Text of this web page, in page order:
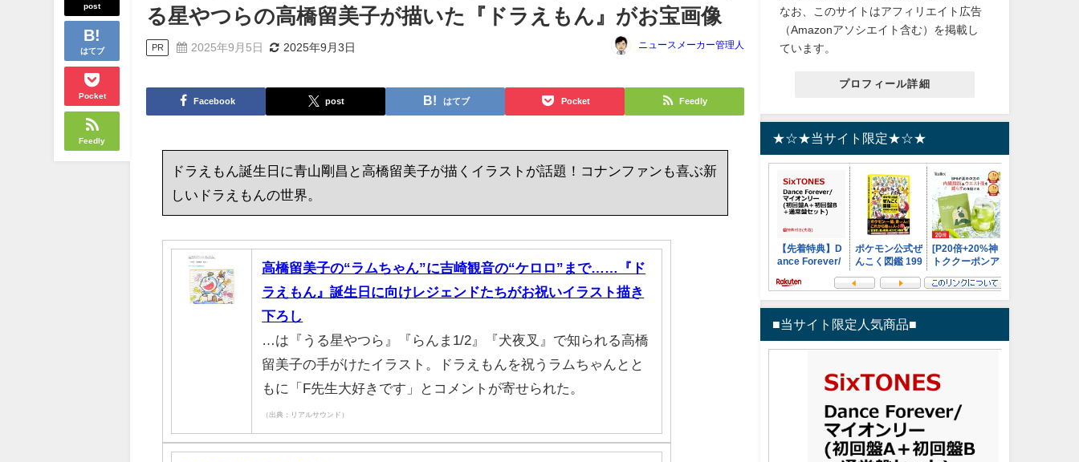
post
はてブ
Pocket
Feedly
る星やつらの高橋留美子が描いた『ドラえもん』がお宝画像
PR 2025年9月5日 2025年9月3日 ニュースメーカー管理人
Facebook post はてブ Pocket Feedly
ドラえもん誕生日に青山剛昌と高橋留美子が描くイラストが話題！コナンファンも喜ぶ新
しいドラえもんの世界。
高橋留美子の“ラムちゃん”に吉崎観音の“ケロロ”まで……『ド
ラえもん』誕生日に向けレジェンドたちがお祝いイラスト描き
下ろし
…は『うる星やつら』『らんま1/2』『犬夜叉』で知られる高橋
留美子の手がけたイラスト。ドラえもんを祝うラムちゃんとと
もに「F先生大好きです」とコメントが寄せられた。
（出典：リアルサウンド）
なお、このサイトはアフィリエイト広告
（Amazonアソシエイト含む）を掲載し
ています。
プロフィール詳細
★☆★当サイト限定★☆★
■当サイト限定人気商品■